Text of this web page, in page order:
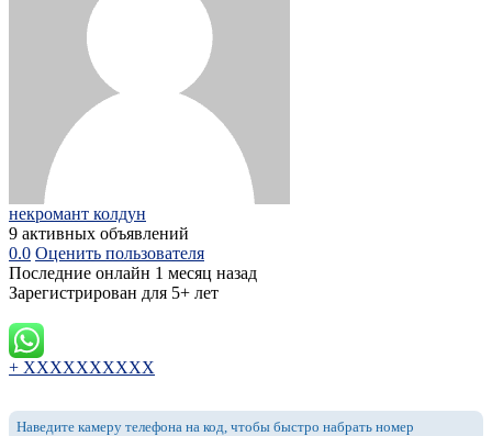
некромант колдун
9 активных объявлений
0.0 Оценить пользователя
Последние онлайн 1 месяц назад
Зарегистрирован для 5+ лет
+ XXXXXXXXXX
Наведите камеру телефона на код, чтобы быстро набрать номер